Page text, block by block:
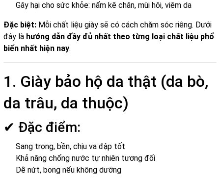
Gây hại cho sức khỏe: nấm kẽ chân, mùi hôi, viêm da
Đặc biệt: Mỗi chất liệu giày sẽ có cách chăm sóc riêng. Dưới
đây là hướng dẫn đầy đủ nhất theo từng loại chất liệu phổ
biến nhất hiện nay.
1. Giày bảo hộ da thật (da bò,
da trâu, da thuộc)
✔ Đặc điểm:
Sang trọng, bền, chịu va đập tốt
Khả năng chống nước tự nhiên tương đối
Dễ nứt, bong nếu không dưỡng